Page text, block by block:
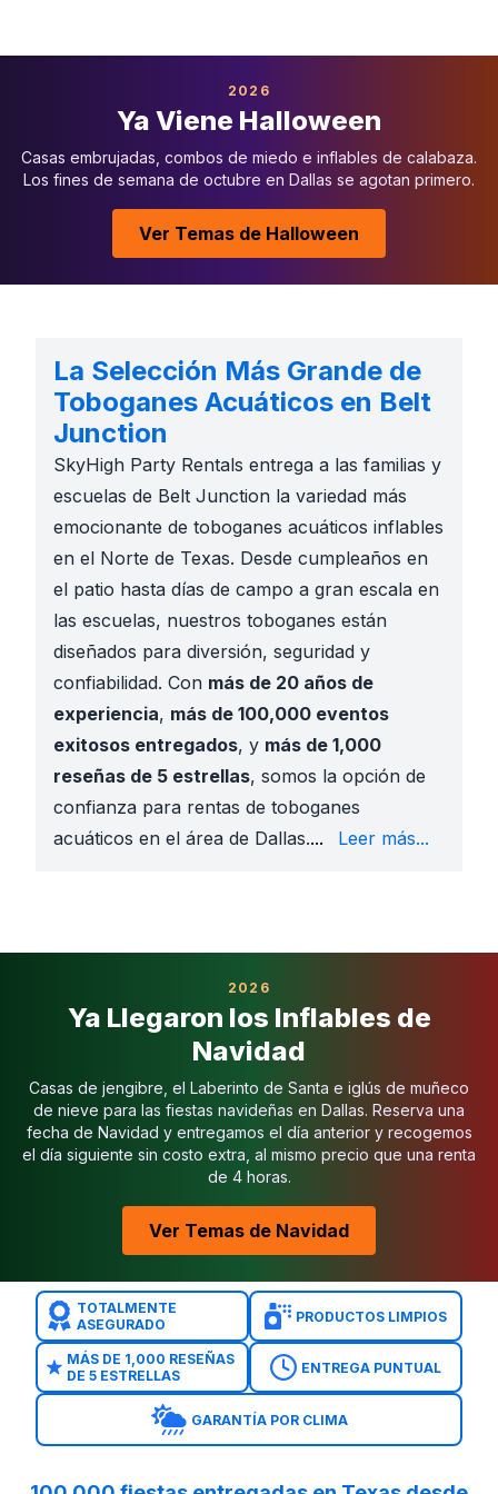
2026
Ya Viene Halloween
Casas embrujadas, combos de miedo e inflables de calabaza.
Los fines de semana de octubre en Dallas se agotan primero.
Ver Temas de Halloween
La Selección Más Grande de
Toboganes Acuáticos en Belt
Junction
SkyHigh Party Rentals entrega a las familias y
escuelas de Belt Junction la variedad más
emocionante de toboganes acuáticos inflables
en el Norte de Texas. Desde cumpleaños en
el patio hasta días de campo a gran escala en
las escuelas, nuestros toboganes están
diseñados para diversión, seguridad y
confiabilidad. Con más de 20 años de
experiencia, más de 100,000 eventos
exitosos entregados, y más de 1,000
reseñas de 5 estrellas, somos la opción de
confianza para rentas de toboganes
acuáticos en el área de Dallas.
Cataratas del
El inventario de
Más de 1,000
Completamente
Equipos de
Reserva en línea
Brincolines en Belt
Inflables para Niños
Combos de
Cursos de
Juegos Interactivos
... Leer más...
2026
Ya Llegaron los Inflables de
Navidad
Casas de jengibre, el Laberinto de Santa e iglús de muñeco
de nieve para las fiestas navideñas en Dallas. Reserva una
fecha de Navidad y entregamos el día anterior y recogemos
el día siguiente sin costo extra, al mismo precio que una renta
de 4 horas.
Ver Temas de Navidad
TOTALMENTE
ASEGURADO
PRODUCTOS LIMPIOS
MÁS DE 1,000 RESEÑAS
DE 5 ESTRELLAS
ENTREGA PUNTUAL
GARANTÍA POR CLIMA